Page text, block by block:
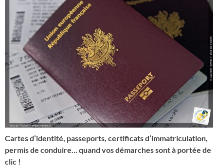
Cartes d’identité, passeports, certificats d’immatriculation,
permis de conduire… quand vos démarches sont à portée de
clic !